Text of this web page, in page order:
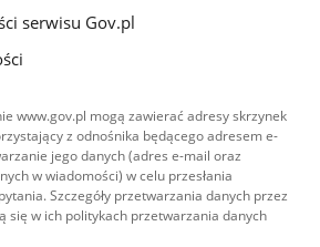
serwisu Gov.pl
www.gov.pl mogą zawierać adresy skrzynek
z odnośnika będącego adresem e-
jego danych (adres e-mail oraz
w wiadomości) w celu przesłania
Szczegóły przetwarzania danych przez
się w ich politykach przetwarzania danych